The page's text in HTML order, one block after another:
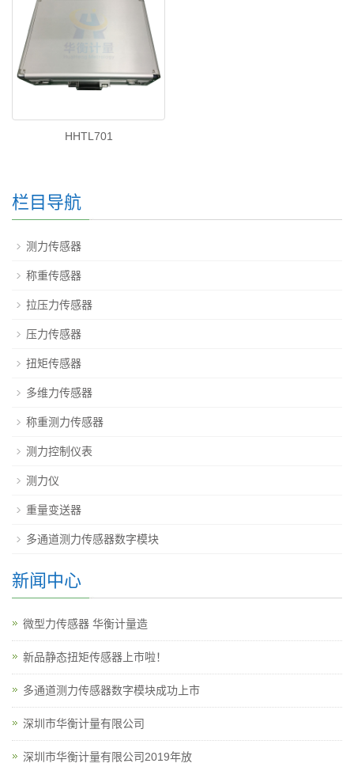
HHTL701
栏目导航
测力传感器
称重传感器
拉压力传感器
压力传感器
扭矩传感器
多维力传感器
称重测力传感器
测力控制仪表
测力仪
重量变送器
多通道测力传感器数字模块
新闻中心
​微型力传感器 华衡计量造
新品静态扭矩传感器上市啦！
多通道测力传感器数字模块成功上市
深圳市华衡计量有限公司
深圳市华衡计量有限公司2019年放